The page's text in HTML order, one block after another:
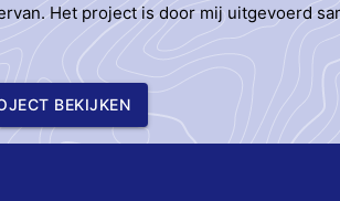
Het project is door mij uitgevoerd
BEKIJKEN